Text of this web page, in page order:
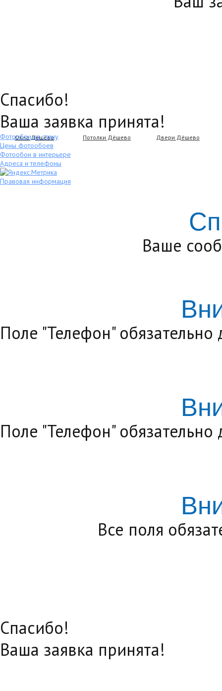
Спасибо!
Ваша заявка принята!
Окна Дёшево Потолки Дёшево Двери Дёшево
Фотообои на стену
Цены фотообоев
Фотообои в интерьере
Адреса и телефоны
Правовая информация
Ваше
Поле "Телефон" обязательно
Поле "Телефон" обязательно
Все поля
Спасибо!
Ваша заявка принята!